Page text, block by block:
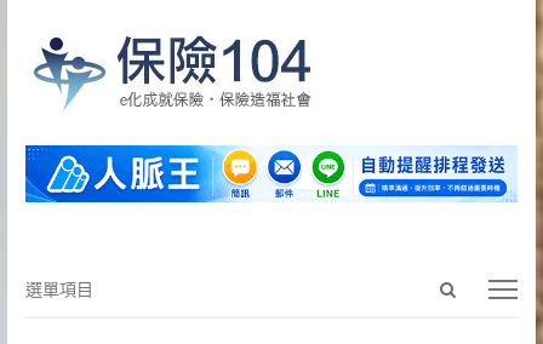
Open
search
選
選單項目